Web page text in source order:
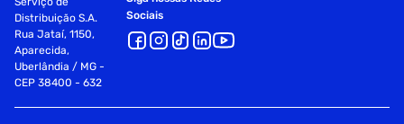
Distribuição S.A.
Rua Jataí, 1150,
Aparecida,
Uberlândia / MG -
CEP 38400 - 632
Sociais